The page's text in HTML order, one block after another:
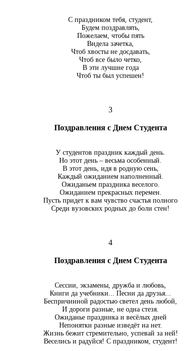
С праздником тебя, студент,
Будем поздравлять,
Пожелаем, чтобы пять
Видела зачетка,
Чтоб хвосты не досдавать,
Чтоб все было четко,
В эти лучшие года
Чтоб ты был успешен!
3
Поздравления с Днем Студента
У студентов праздник каждый день.
Но этот день – весьма особенный.
В этот день, идя в родную сень,
Каждый ожиданием наполненный.
Ожиданьем праздника веселого.
Ожиданием прекрасных перемен.
Пусть придет к вам чувство счастья полного
Среди вузовских родных до боли стен!
4
Поздравления с Днем Студента
Сессии, экзамены, дружба и любовь,
Книги да учебники... Песни да друзья...
Беспричинной радостью светел день любой,
И дороги разные, не одна стезя.
Ожиданье праздника и весёлых дней
Непонятки разные изведёт на нет.
Жизнь бежит стремительно, успевай за ней!
Веселись и радуйся! С праздником, студент!